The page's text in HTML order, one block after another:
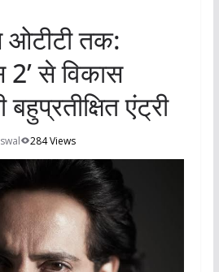
ओटीटी तक:
से विकास
एंट्री
284 Views